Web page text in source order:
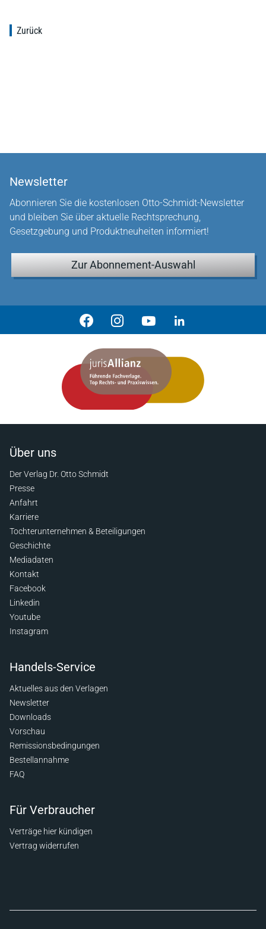
Zurück
Newsletter
Abonnieren Sie die kostenlosen Otto-Schmidt-Newsletter
und bleiben Sie über aktuelle Rechtsprechung,
Gesetzgebung und Produktneuheiten informiert!
Zur Abonnement-Auswahl
Über uns
Der Verlag Dr. Otto Schmidt
Presse
Anfahrt
Karriere
Tochterunternehmen & Beteiligungen
Geschichte
Mediadaten
Kontakt
Facebook
Linkedin
Youtube
Instagram
Handels-Service
Aktuelles aus den Verlagen
Newsletter
Downloads
Vorschau
Remissionsbedingungen
Bestellannahme
FAQ
Für Verbraucher
Verträge hier kündigen
Vertrag widerrufen